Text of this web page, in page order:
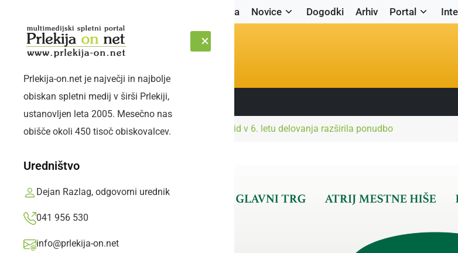
Naslovnica Novice Dogodki Arhiv Portal
SOBOTA, 8. AVGUST 2026 Sledite nam:
Prlekija-on.net je največji in najbolje
obiskan spletni medij v širši Prlekiji,
ustanovljen leta 2005. Mesečno nas
obišče okoli 450 tisoč obiskovalcev.
Uredništvo
Dejan Razlag, odgovorni urednik
041 956 530
info@prlekija-on.net
Naslovnica Gospodarstvo Optika Dober vid v 6. letu delovanja razširila ponudbo